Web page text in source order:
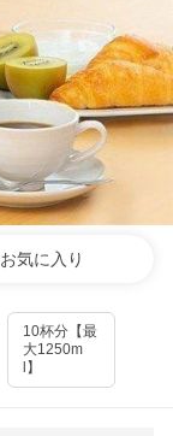
お気に入り
10杯分【最
大1250m
l】